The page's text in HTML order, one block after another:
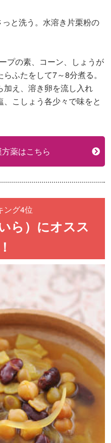
と洗う。水溶き片栗粉の
プの素、コーン、しょうが
ふたをして7～8分煮る。
加え、溶き卵を流し入れ
こしょう各少々で味をと
薬はこちら
ング4位
ら）にオスス